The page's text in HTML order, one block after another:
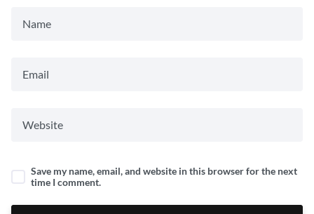
Save my name, email, and website in this browser for the next
time I comment.